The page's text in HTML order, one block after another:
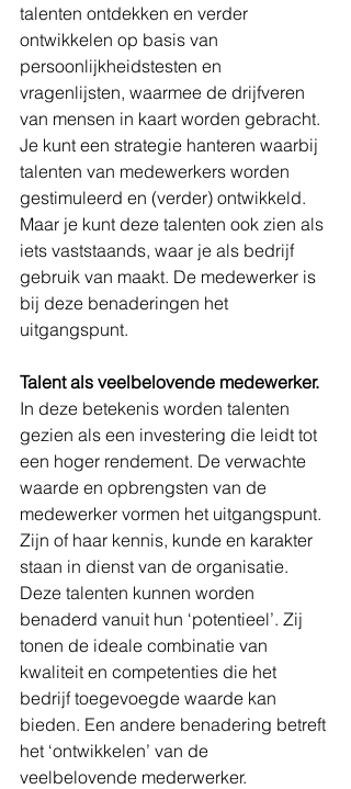
talenten ontdekken en verder
ontwikkelen op basis van
persoonlijkheidstesten en
vragenlijsten, waarmee de drijfveren
van mensen in kaart worden gebracht.
Je kunt een strategie hanteren waarbij
talenten van medewerkers worden
gestimuleerd en (verder) ontwikkeld.
Maar je kunt deze talenten ook zien als
iets vaststaands, waar je als bedrijf
gebruik van maakt. De medewerker is
bij deze benaderingen het
uitgangspunt.
Talent als veelbelovende medewerker.
In deze betekenis worden talenten
gezien als een investering die leidt tot
een hoger rendement. De verwachte
waarde en opbrengsten van de
medewerker vormen het uitgangspunt.
Zijn of haar kennis, kunde en karakter
staan in dienst van de organisatie.
Deze talenten kunnen worden
benaderd vanuit hun ‘potentieel’. Zij
tonen de ideale combinatie van
kwaliteit en competenties die het
bedrijf toegevoegde waarde kan
bieden. Een andere benadering betreft
het ‘ontwikkelen’ van de
veelbelovende mederwerker.